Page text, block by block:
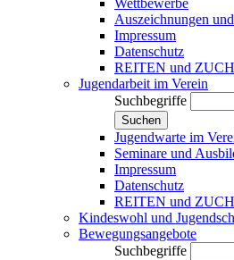
Wettbewerbe
Auszeichnungen
Impressum
Datenschutz
REITEN und
Jugendarbeit im Verein
Suchbegriffe
Suchen
Jugendwarte im
Seminare und
Impressum
Datenschutz
REITEN und
Kindeswohl und
Bewegungsangebote
Suchbegriffe